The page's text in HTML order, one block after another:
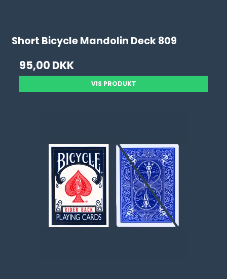
Short Bicycle Mandolin Deck 809
95,00 DKK
VIS PRODUKT